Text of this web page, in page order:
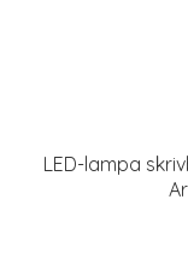
LED-lampa